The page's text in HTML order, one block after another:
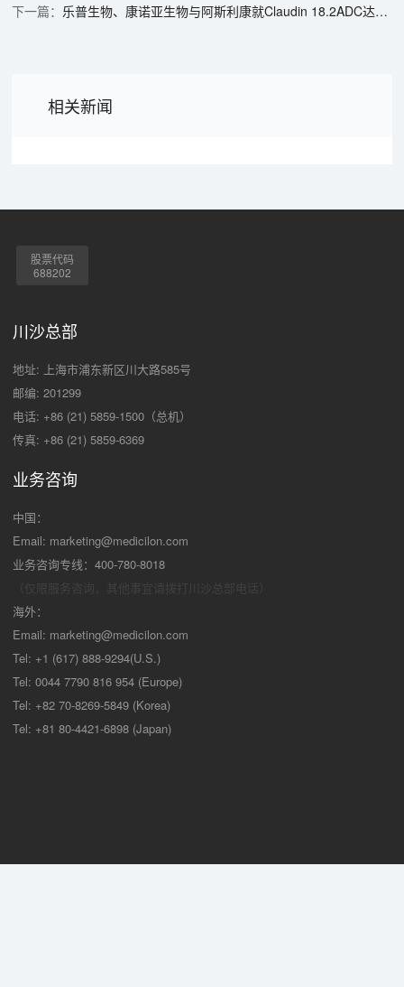
乐普生物、康诺亚生物与阿斯利康就Claudin 18.2ADC达成全球独家授权协议丨“美”天新药事
相关新闻
股票代码
688202
川沙总部
地址: 上海市浦东新区川大路585号
邮编: 201299
电话: +86 (21) 5859-1500（总机）
传真: +86 (21) 5859-6369
业务咨询
中国：
Email: marketing@medicilon.com
业务咨询专线：400-780-8018
海外：
Email: marketing@medicilon.com
Tel: +1 (617) 888-9294(U.S.)
Tel: 0044 7790 816 954 (Europe)
Tel: +82 70-8269-5849 (Korea)
Tel: +81 80-4421-6898 (Japan)
© 2022 上海美迪西生物医药股份有限公司保留所有权利 沪ICP备